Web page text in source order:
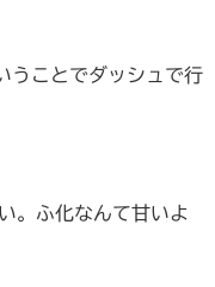
うことでダッシュで行
。ふ化なんて甘いよ